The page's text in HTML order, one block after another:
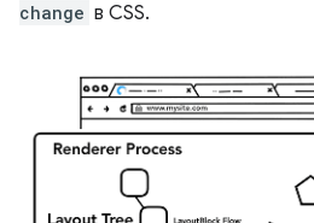
change в CSS.